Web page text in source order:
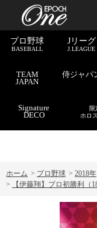
プロ野球
BASEBALL
Jリーグ
J.LEAGUE
TEAM
JAPAN
侍ジャパ
Signature
DECO
限
ホロ
ホーム > プロ野球 > 2018年
>
【伊藤翔】プロ初勝利（